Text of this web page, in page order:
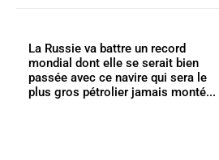
La Russie va battre un record
mondial dont elle se serait bien
passée avec ce navire qui sera le
plus gros pétrolier jamais monté...